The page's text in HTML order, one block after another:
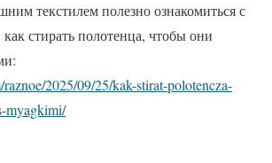
текстилем полезно ознакомиться с
стирать полотенца, чтобы они
2025/09/25/kak-stirat-polotencza-
myagkimi/